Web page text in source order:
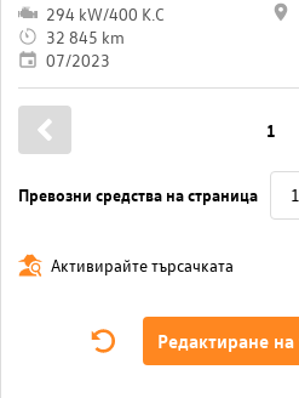
294 kW/400 K.C
32 845 km
07/2023
Превозни средства на страница
1
Активирайте търсачката
Редактиране на